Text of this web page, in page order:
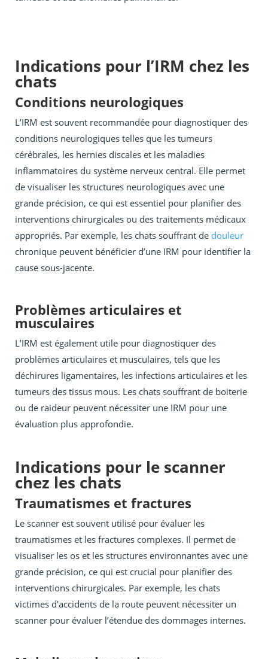
Indications pour l’IRM chez les
chats
Conditions neurologiques
L’IRM est souvent recommandée pour diagnostiquer des
conditions neurologiques telles que les tumeurs
cérébrales, les hernies discales et les maladies
inflammatoires du système nerveux central. Elle permet
de visualiser les structures neurologiques avec une
grande précision, ce qui est essentiel pour planifier des
interventions chirurgicales ou des traitements médicaux
appropriés. Par exemple, les chats souffrant de douleur
chronique peuvent bénéficier d’une IRM pour identifier la
cause sous-jacente.
Problèmes articulaires et
musculaires
L’IRM est également utile pour diagnostiquer des
problèmes articulaires et musculaires, tels que les
déchirures ligamentaires, les infections articulaires et les
tumeurs des tissus mous. Les chats souffrant de boiterie
ou de raideur peuvent nécessiter une IRM pour une
évaluation plus approfondie.
Indications pour le scanner
chez les chats
Traumatismes et fractures
Le scanner est souvent utilisé pour évaluer les
traumatismes et les fractures complexes. Il permet de
visualiser les os et les structures environnantes avec une
grande précision, ce qui est crucial pour planifier des
interventions chirurgicales. Par exemple, les chats
victimes d’accidents de la route peuvent nécessiter un
scanner pour évaluer l’étendue des dommages internes.